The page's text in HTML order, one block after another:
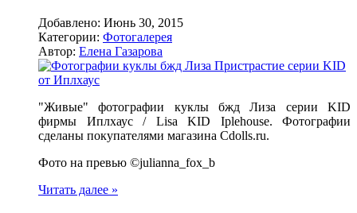
Добавлено: Июнь 30, 2015
Категории: Фотогалерея
Автор: Елена Газарова
"Живые" фотографии куклы бжд Лиза серии KID
фирмы Иплхаус / Lisa KID Iplehouse. Фотографии
сделаны покупателями магазина Cdolls.ru.
Фото на превью ©julianna_fox_b
Читать далее »